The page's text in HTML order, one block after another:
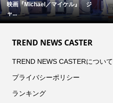
映画『Michael／マイケル』 ジ
ャ...
TREND NEWS CASTER
TREND NEWS CASTERについて
プライバシーポリシー
ランキング